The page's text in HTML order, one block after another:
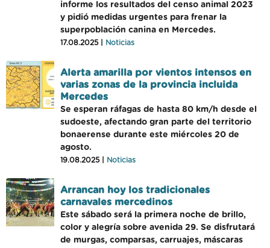
informe los resultados del censo animal 2023
y pidió medidas urgentes para frenar la
superpoblación canina en Mercedes.
17.08.2025 | Noticias
Alerta amarilla por vientos intensos en
varias zonas de la provincia incluida
Mercedes
Se esperan ráfagas de hasta 80 km/h desde el
sudoeste, afectando gran parte del territorio
bonaerense durante este miércoles 20 de
agosto.
19.08.2025 | Noticias
Arrancan hoy los tradicionales
carnavales mercedinos
Este sábado será la primera noche de brillo,
color y alegría sobre avenida 29. Se disfrutará
de murgas, comparsas, carruajes, máscaras